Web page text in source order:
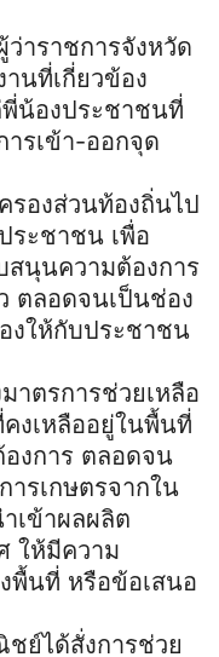
าราชการจังหวัด
นที่เกี่ยวข้อง
พี่น้องประชาชนที่
รเข้า-ออกจุด
องส่วนท้องถิ่นไป
ระชาชน เพื่อ
นุนความต้องการ
ตลอดจนเป็นช่อง
งให้กับประชาชน
าตรการช่วยเหลือ
คงเหลืออยู่ในพื้นที่
งการ ตลอดจน
รเกษตรจากใน
เข้าผลผลิต
ให้มีความ
พื้นที่ หรือข้อเสนอ
ชย์ได้สั่งการช่วย